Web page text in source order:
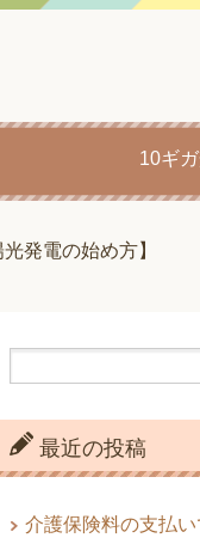
10ギ
発電の始め方】
最近の投稿
介護保険料の支払